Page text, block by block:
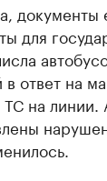
для
ответ на
на линии.